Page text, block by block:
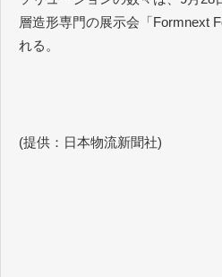
層造形専門の展示会「Formnext
れる。
(提供：日本物流新聞社)